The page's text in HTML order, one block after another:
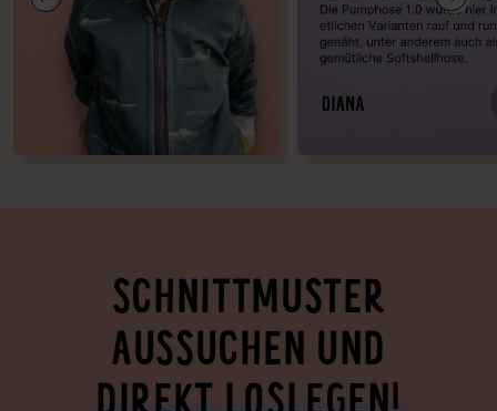
SCHNITTMUSTER
AUSSUCHEN UND